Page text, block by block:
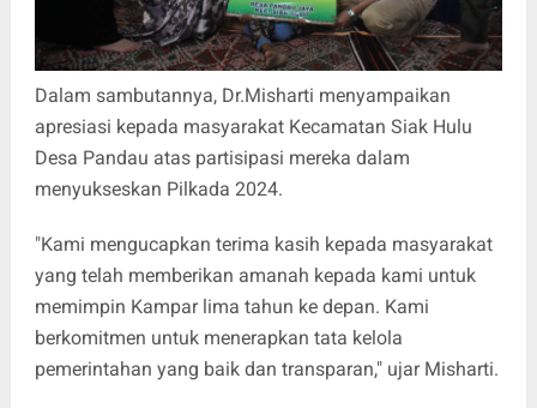
Dalam sambutannya, Dr.Misharti menyampaikan
apresiasi kepada masyarakat Kecamatan Siak Hulu
Desa Pandau atas partisipasi mereka dalam
menyukseskan Pilkada 2024.
"Kami mengucapkan terima kasih kepada masyarakat
yang telah memberikan amanah kepada kami untuk
memimpin Kampar lima tahun ke depan. Kami
berkomitmen untuk menerapkan tata kelola
pemerintahan yang baik dan transparan," ujar Misharti.